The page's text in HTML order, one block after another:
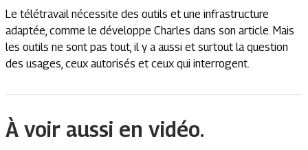
Le télétravail nécessite des outils et une infrastructure
adaptée, comme le développe Charles dans son article. Mais
les outils ne sont pas tout, il y a aussi et surtout la question
des usages, ceux autorisés et ceux qui interrogent.
À voir aussi en vidéo.